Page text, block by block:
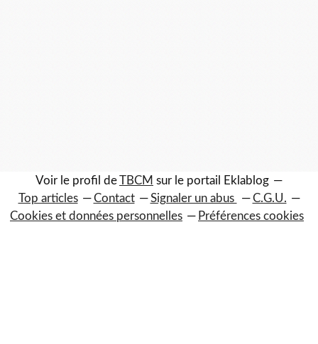
Voir le profil deTBCM sur le portail Eklablog
Top articles
Contact Signaler un abus
C.G.U.
Cookies et données personnelles
Préférences cookies